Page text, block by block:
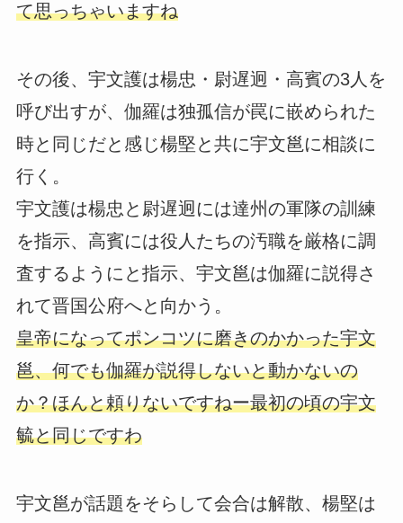
て思っちゃいますね
その後、宇文護は楊忠・尉遅迥・高賓の3人を
呼び出すが、伽羅は独孤信が罠に嵌められた
時と同じだと感じ楊堅と共に宇文邕に相談に
行く。
宇文護は楊忠と尉遅迥には達州の軍隊の訓練
を指示、高賓には役人たちの汚職を厳格に調
査するようにと指示、宇文邕は伽羅に説得さ
れて晋国公府へと向かう。
皇帝になってポンコツに磨きのかかった宇文
邕、何でも伽羅が説得しないと動かないの
か？ほんと頼りないですねー最初の頃の宇文
毓と同じですわ
宇文邕が話題をそらして会合は解散、楊堅は